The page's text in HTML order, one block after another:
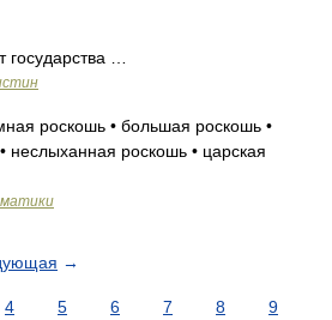
…
роскошь • большая роскошь •
неслыханная роскошь • царская
→
4 5 6 7 8
9